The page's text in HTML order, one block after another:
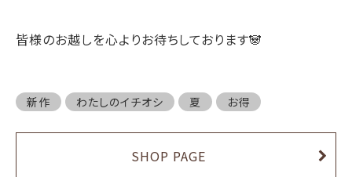
皆様のお越しを心よりお待ちしております🐼
新作 わたしのイチオシ 夏 お得
SHOP PAGE